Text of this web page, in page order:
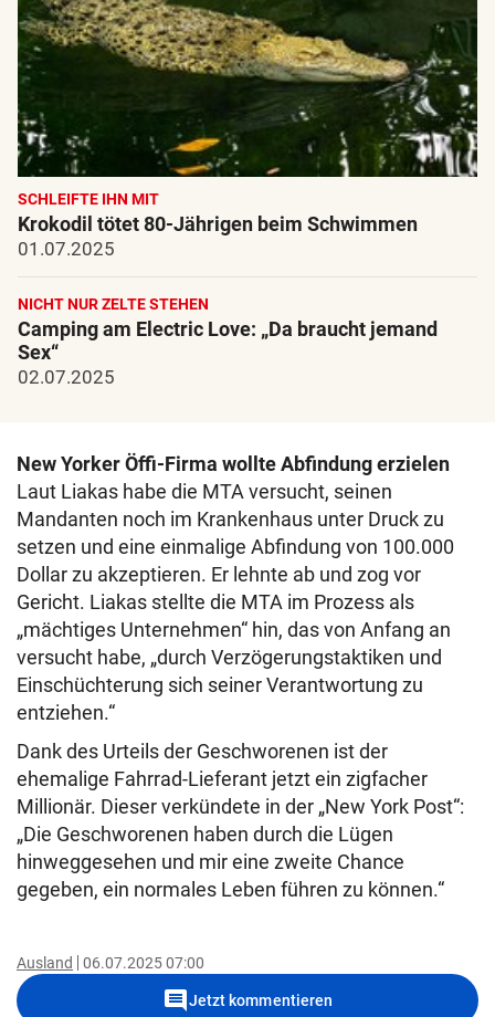
SCHLEIFTE IHN MIT
Krokodil tötet 80-Jährigen beim Schwimmen
01.07.2025
NICHT NUR ZELTE STEHEN
Camping am Electric Love: „Da braucht jemand
Sex“
02.07.2025
New Yorker Öffi-Firma wollte Abfindung erzielen
Laut Liakas habe die MTA versucht, seinen
Mandanten noch im Krankenhaus unter Druck zu
setzen und eine einmalige Abfindung von 100.000
Dollar zu akzeptieren. Er lehnte ab und zog vor
Gericht. Liakas stellte die MTA im Prozess als
„mächtiges Unternehmen“ hin, das von Anfang an
versucht habe, „durch Verzögerungstaktiken und
Einschüchterung sich seiner Verantwortung zu
entziehen.“
Dank des Urteils der Geschworenen ist der
ehemalige Fahrrad-Lieferant jetzt ein zigfacher
Millionär. Dieser verkündete in der „New York Post“:
„Die Geschworenen haben durch die Lügen
hinweggesehen und mir eine zweite Chance
gegeben, ein normales Leben führen zu können.“
Ausland 06.07.2025 07:00
commentJetzt kommentieren